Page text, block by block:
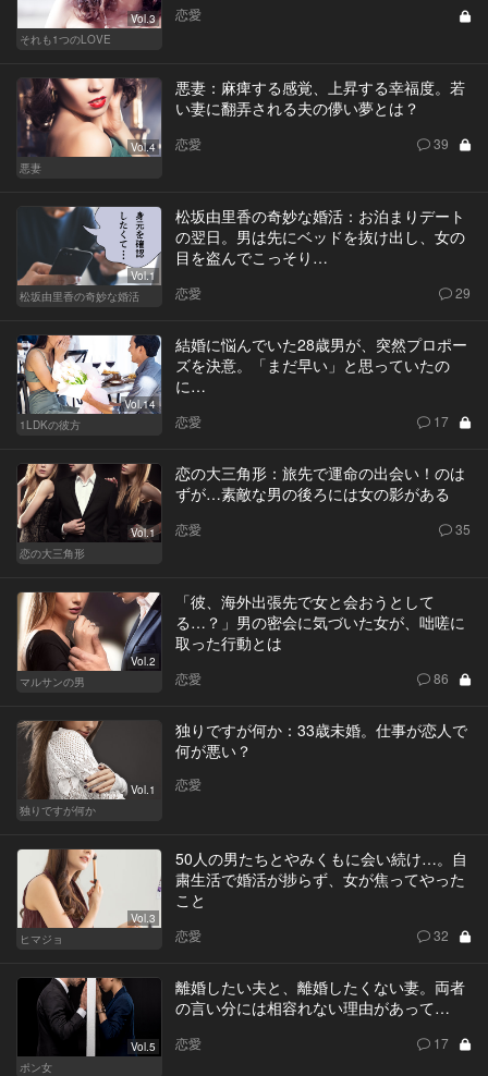
Vol.3
それも1つのLOVE
恋愛
Vol.4
悪妻
悪妻：麻痺する感覚、上昇する幸福度。若
い妻に翻弄される夫の儚い夢とは？
恋愛 39
Vol.1
松坂由里香の奇妙な婚活
松坂由里香の奇妙な婚活：お泊まりデート
の翌日。男は先にベッドを抜け出し、女の
目を盗んでこっそり…
恋愛 29
Vol.14
1LDKの彼方
結婚に悩んでいた28歳男が、突然プロポー
ズを決意。「まだ早い」と思っていたの
に…
恋愛 17
Vol.1
恋の大三角形
恋の大三角形：旅先で運命の出会い！のは
ずが…素敵な男の後ろには女の影がある
恋愛 35
Vol.2
マルサンの男
「彼、海外出張先で女と会おうとして
る…？」男の密会に気づいた女が、咄嗟に
取った行動とは
恋愛 86
Vol.1
独りですが何か
独りですが何か：33歳未婚。仕事が恋人で
何が悪い？
恋愛
Vol.3
ヒマジョ
50人の男たちとやみくもに会い続け…。自
粛生活で婚活が捗らず、女が焦ってやった
こと
恋愛 32
Vol.5
ポン女
離婚したい夫と、離婚したくない妻。両者
の言い分には相容れない理由があって…
恋愛 17